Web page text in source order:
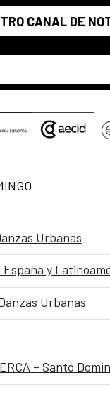
CANAL DE
Urbanas
y
Urbanas
– Santo